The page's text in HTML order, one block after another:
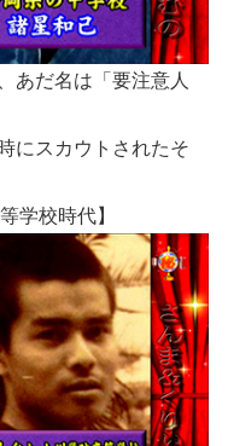
あだ名は「要注意人
にスカウトされたそ
学校時代】